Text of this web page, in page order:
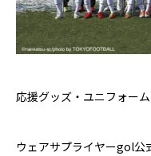
応援グッズ・ユニフォー
ウェアサプライヤーgol公